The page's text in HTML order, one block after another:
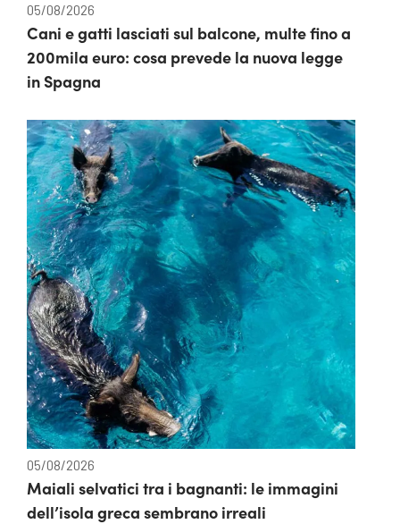
05/08/2026
Cani e gatti lasciati sul balcone, multe fino a
200mila euro: cosa prevede la nuova legge
in Spagna
05/08/2026
Maiali selvatici tra i bagnanti: le immagini
dell’isola greca sembrano irreali